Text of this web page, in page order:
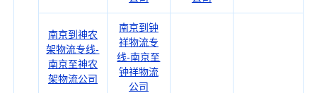
南京到神农
架物流专线-
南京至神农
架物流公司
南京到钟
祥物流专
线-南京至
钟祥物流
公司